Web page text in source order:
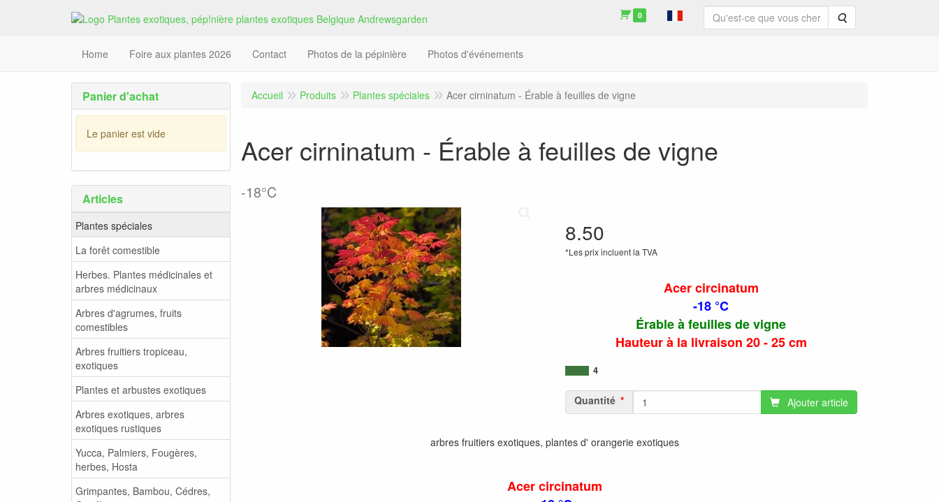
0 Rechercher
Home Foire aux plantes 2026 Contact Photos de la pépinière Photos d'événements
Panier d'achat
Le panier est vide
Articles
Plantes spéciales
La forêt comestible
Herbes. Plantes médicinales et
arbres médicinaux
Arbres d'agrumes, fruits
comestibles
Arbres fruitiers tropiceau,
exotiques
Plantes et arbustes exotiques
Arbres exotiques, arbres
exotiques rustiques
Yucca, Palmiers, Fougères,
herbes, Hosta
Grimpantes, Bambou, Cédres,
Accueil Produits Plantes spéciales Acer cirninatum - Érable à feuilles de vigne
Acer cirninatum - Érable à feuilles de vigne
-18°C
8.50
*Les prix incluent la TVA
Acer circinatum
-18 °C
Érable à feuilles de vigne
Hauteur à la livraison 20 - 25 cm
4
Quantité Ajouter article
arbres fruitiers exotiques, plantes d' orangerie exotiques
Acer circinatum